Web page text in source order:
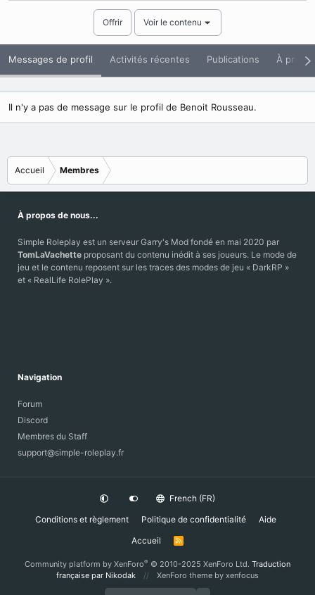
Offrir Voir le contenu
Messages de profil Activités récentes Publications À
Il n'y a pas de message sur le profil de Benoit Rousseau.
Accueil Membres
À propos de nous...
Simple Roleplay est un serveur Garry's Mod fondé en mai 2020 par
TomLaVachette proposant du contenu inédit à ses joueurs. Le mode de
jeu et le contenu reposent sur les traces des modes de jeu « DarkRP »
et « RealLife RolePlay ».
Navigation
Forum
Discord
Membres du Staff
support@simple-roleplay.fr
French (FR)
Conditions et règlement
Politique de confidentialité
Aide
Accueil
R
Community platform by XenForo® © 2010-2025 XenForo Ltd. Traduction
française par Nikodak
XenForo theme by xenfocus